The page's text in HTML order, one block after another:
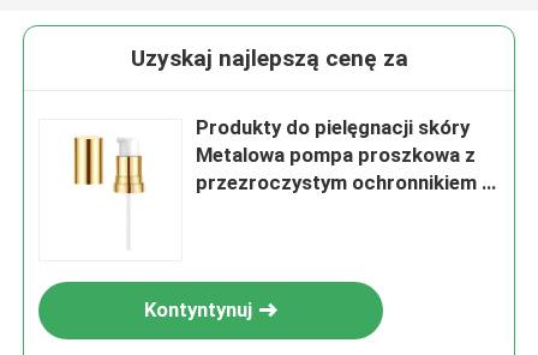
Uzyskaj najlepszą cenę za
Produkty do pielęgnacji skóry
Metalowa pompa proszkowa z
przezroczystym ochronnikiem z
Kontyntynuj